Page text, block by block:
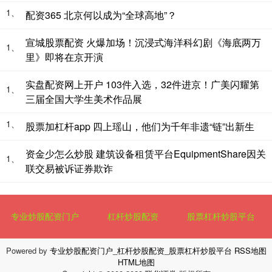
1、 配资365 北京何以成为“全球高地”？
1、
宣城股票配资 火爆加场！沉浸式海洋科幻剧《海底两万
里》即将在京开演
1、
实盘配资网上开户 103件入选，32件进京！广美闪耀第
三届全国大学生美术作品展
1、 股票加杠杆app 四上瑶山，他们为千年非遗“链”出新生
1、
资金少怎么炒股 建筑设备租赁平台EquipmentShare因关
联交易被诉证券欺诈
专业炒股配资门户 杠杆炒股配资 股票杠杆炒股平台
Powered by 专业炒股配资门户_杠杆炒股配资_股票杠杆炒股平台 RSS地图
HTML地图